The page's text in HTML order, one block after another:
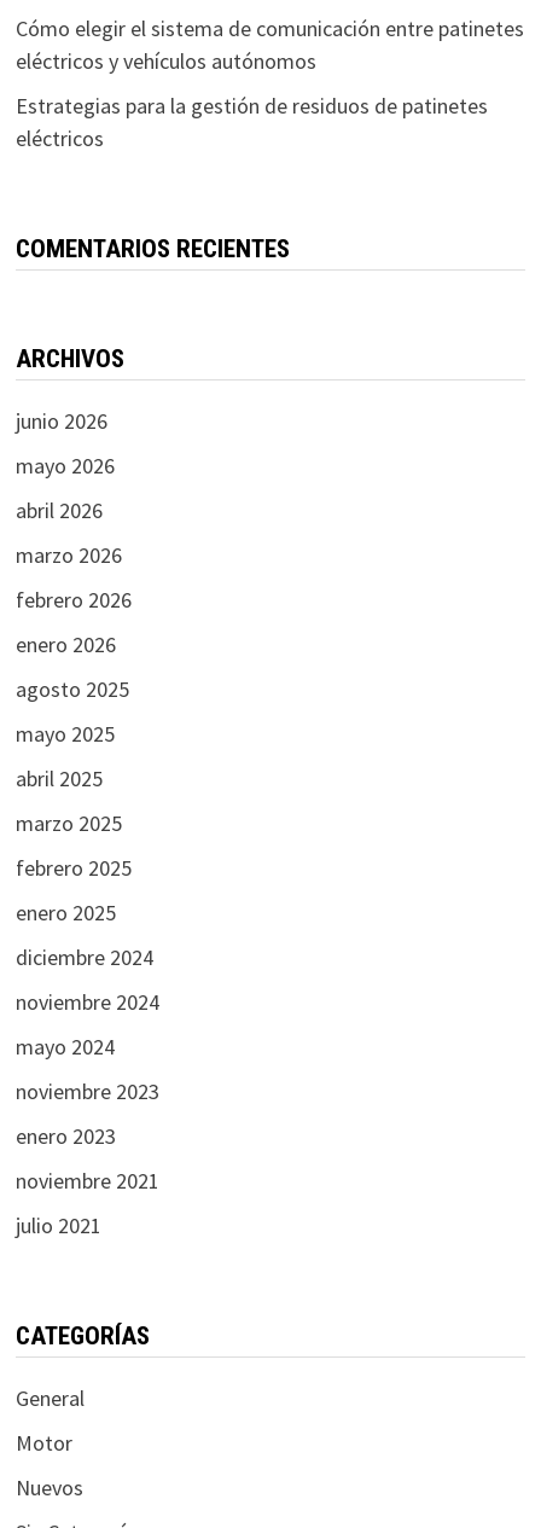
Cómo elegir el sistema de comunicación entre patinetes
eléctricos y vehículos autónomos
Estrategias para la gestión de residuos de patinetes
eléctricos
COMENTARIOS RECIENTES
ARCHIVOS
junio 2026
mayo 2026
abril 2026
marzo 2026
febrero 2026
enero 2026
agosto 2025
mayo 2025
abril 2025
marzo 2025
febrero 2025
enero 2025
diciembre 2024
noviembre 2024
mayo 2024
noviembre 2023
enero 2023
noviembre 2021
julio 2021
CATEGORÍAS
General
Motor
Nuevos